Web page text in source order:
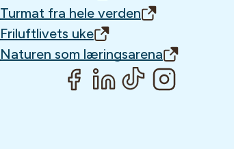
Turmat fra hele verden
Friluftlivets uke
Naturen som læringsarena